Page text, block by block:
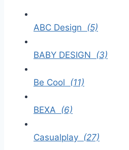
ABC Design (5)
BABY DESIGN (3)
Be Cool (11)
BEXA (6)
Casualplay (27)